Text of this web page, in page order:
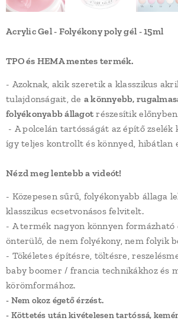
Acrylic Gel - Folyékony poly gél - 15ml
TPO és HEMA mentes termék.
- Azoknak, akik szeretik a klasszikus
tulajdonságait, de a könnyebb,
folyékonyabb állagot részesítik
- A polcelán tartósságát az építő zselék
így teljes kontrollt és könnyed, hibátlan
Nézd meg lentebb a videót!
- Közepesen sűrű, folyékonyabb állaga
klasszikus ecsetvonásos felvitelt.
- A termék nagyon könnyen formázható
önterülő, de nem folyékony, nem folyik
- Tökéletes építésre, töltésre,
baby boomer / francia technikákhoz és
körömformához.
- Nem okoz égető érzést.
- Köttetés utánkivételesen tartóssá,